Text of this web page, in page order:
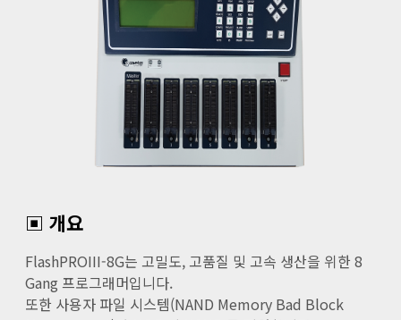
▣ 개요
FlashPROIII-8G는 고밀도, 고품질 및 고속 생산을 위한 8
Gang 프로그래머입니다.
또한 사용자 파일 시스템(NAND Memory Bad Block